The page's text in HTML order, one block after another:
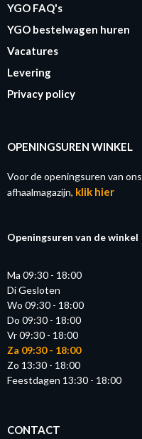
YGO FAQ's
YGO bestelwagen huren
Vacatures
Levering
Privacy policy
OPENINGSUREN WINKEL
Voor de openingsuren van ons
afhaalmagazijn, klik hier
Openingsuren van de winkel
Ma 09:30 - 18:00
Di Gesloten
Wo 09:30 - 18:00
Do 09:30 - 18:00
Vr 09:30 - 18:00
Za 09:30 - 18:00
Zo 13:30 - 18:00
Feestdagen 13:30 - 18:00
CONTACT